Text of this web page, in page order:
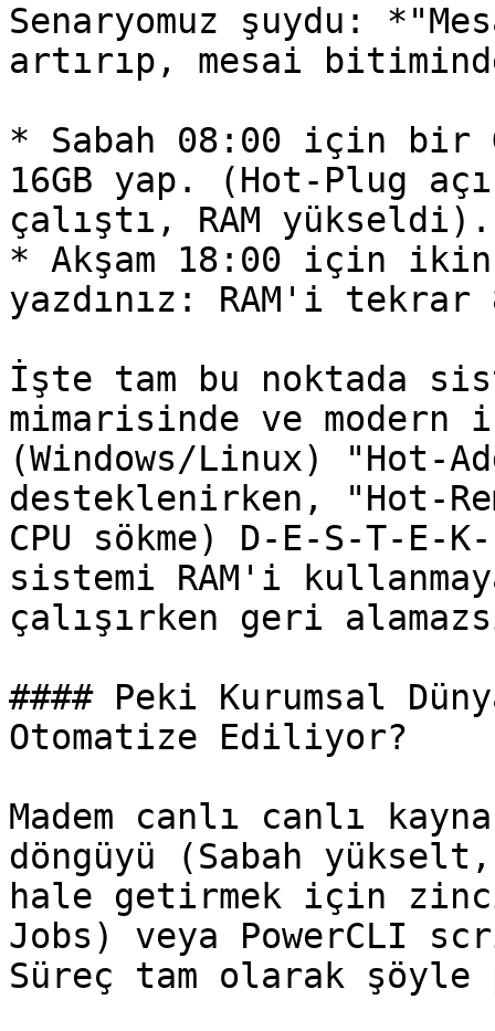
Senaryomuz şuydu:
artırıp, mesai
* Sabah 08:00 için bir
16GB yap. (Hot-Plug
çalıştı, RAM yükseldi).
* Akşam 18:00 için
yazdınız: RAM'i tekrar
İşte tam bu noktada
mimarisinde ve
(Windows/Linux) "Hot-
desteklenirken, "Hot-
CPU sökme) D-E-S-T-
sistemi RAM'i
çalışırken geri
#### Peki Kurumsal
Otomatize Ediliyor?
Madem canlı canlı
döngüyü (Sabah
hale getirmek için
Jobs) veya PowerCLI
Süreç tam olarak